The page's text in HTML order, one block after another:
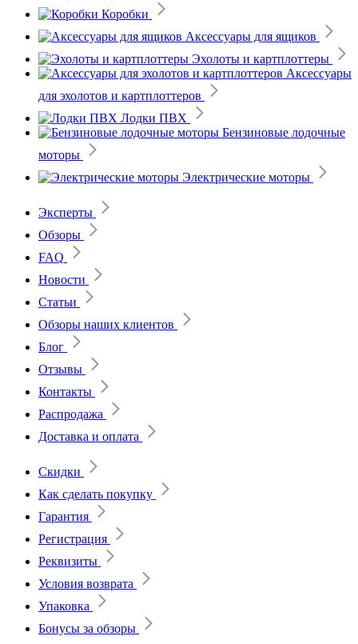
Коробки
Аксессуары для ящиков
Эхолоты и картплоттеры
Аксессуары
для эхолотов и картплоттеров
Лодки ПВХ
Бензиновые лодочные
моторы
Электрические моторы
Эксперты
Обзоры
FAQ
Новости
Статьи
Обзоры наших клиентов
Блог
Отзывы
Контакты
Распродажа
Доставка и оплата
Скидки
Как сделать покупку
Гарантия
Регистрация
Реквизиты
Условия возврата
Упаковка
Бонусы за обзоры